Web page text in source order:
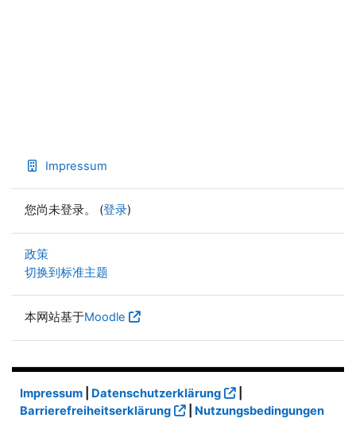
Impressum
您尚未登录。 (登录)
政策
切换到标准主题
本网站基于Moodle
Impressum Datenschutzerklärung
Barrierefreiheitserklärung
Nutzungsbedingungen